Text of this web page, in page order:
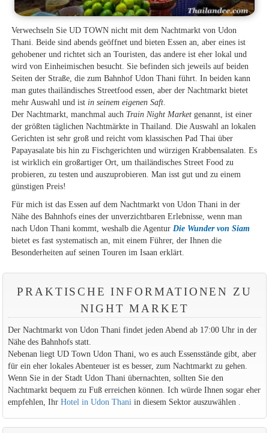
Verwechseln Sie UD TOWN nicht mit dem Nachtmarkt von Udon
Thani. Beide sind abends geöffnet und bieten Essen an, aber eines ist
gehobener und richtet sich an Touristen, das andere ist eher lokal und
wird von Einheimischen besucht. Sie befinden sich jeweils auf beiden
Seiten der Straße, die zum Bahnhof Udon Thani führt. In beiden kann
man gutes thailändisches Streetfood essen, aber der Nachtmarkt bietet
mehr Auswahl und ist in seinem eigenen Saft
Der Nachtmarkt, manchmal auch Train Night Market genannt, ist einer
der größten täglichen Nachtmärkte in Thailand. Die Auswahl an lokalen
Gerichten ist sehr groß und reicht vom klassischen Pad Thai über
Papayasalate bis hin zu Fischgerichten und würzigen Krabbensalaten. Es
ist wirklich ein großartiger Ort, um thailändisches Street Food zu
probieren, zu testen und auszuprobieren. Man isst gut und zu einem
günstigen Preis!
Für mich ist das Essen auf dem Nachtmarkt von Udon Thani in der
Nähe des Bahnhofs eines der unverzichtbaren Erlebnisse, wenn man
nach Udon Thani kommt, weshalb die Agentur Die Wunder von Siam
bietet es fast systematisch an, mit einem Führer, der Ihnen die
Besonderheiten auf seinen Touren im Isaan erklärt.
PRAKTISCHE INFORMATIONEN ZU
NIGHT MARKET
Der Nachtmarkt von Udon Thani findet jeden Abend ab 17:00 Uhr in der
Nähe des Bahnhofs statt.
Nebenan liegt UD Town Udon Thani, wo es auch Essensstände gibt, aber
für ein eher lokales Abenteuer ist es besser, zum Nachtmarkt zu gehen.
Wenn Sie in der Stadt Udon Thani übernachten, sollten Sie den
Nachtmarkt bequem zu Fuß erreichen können. Ich würde Ihnen sogar eher
empfehlen, Ihr Hotel in Udon Thani in diesem Sektor auszuwählen .